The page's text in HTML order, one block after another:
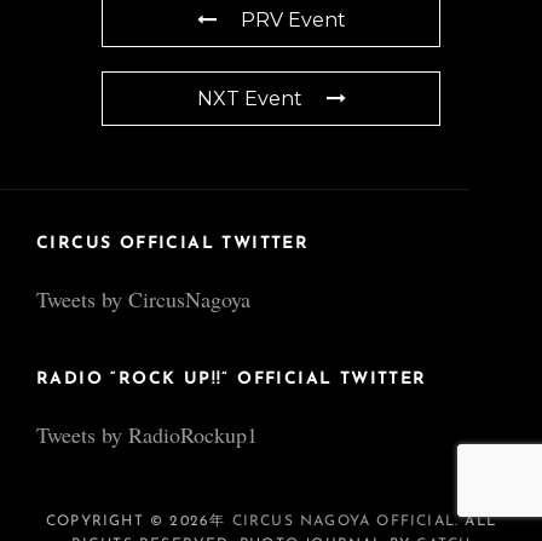
PRV Event
NXT Event
CIRCUS OFFICIAL TWITTER
Tweets by CircusNagoya
RADIO “ROCK UP!!” OFFICIAL TWITTER
Tweets by RadioRockup1
COPYRIGHT © 2026年 CIRCUS NAGOYA OFFICIAL. ALL